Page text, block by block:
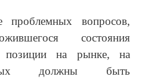
проблемных вопросов,
состояния
позиции на рынке, на
должны быть